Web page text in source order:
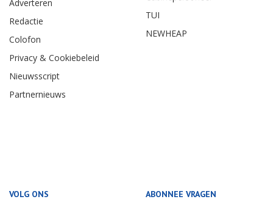
Adverteren
Redactie
Colofon
Privacy & Cookiebeleid
Nieuwsscript
Partnernieuws
TUI
NEWHEAP
VOLG ONS ABONNEE VRAGEN